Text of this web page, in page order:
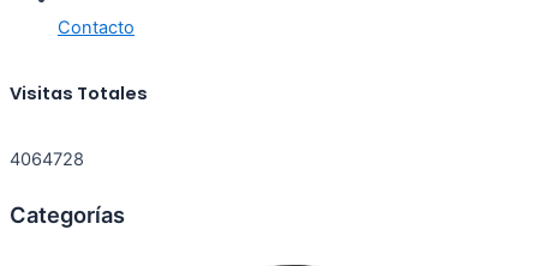
Contacto
Visitas Totales
4064728
Categorías